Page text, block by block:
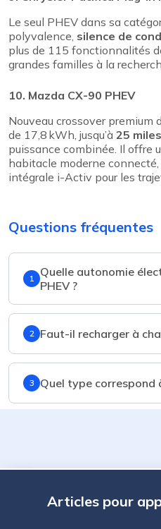
Le seul PHEV dans sa
polyvalence, silence de
plus de 115 fonctionnalités
grandes familles à la
10. Mazda CX-90 PHEV
Nouveau crossover premium
de 17,8 kWh, jusqu’à 25
puissance combinée. Il offre
habitacle moderne
intégrale i-Activ pour les
Questions fréquentes
1
Quelle autonomie
PHEV ?
2 Faut-il recharger à
3 Quel type correspond
Articles pour